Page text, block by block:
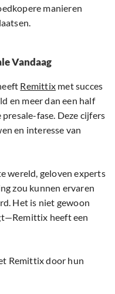
manieren
Vandaag
Remittix met succes
en meer dan een half
fase. Deze cijfers
en interesse van
wereld, geloven experts
zou kunnen ervaren
Het is niet gewoon
heeft een
Remittix door hun